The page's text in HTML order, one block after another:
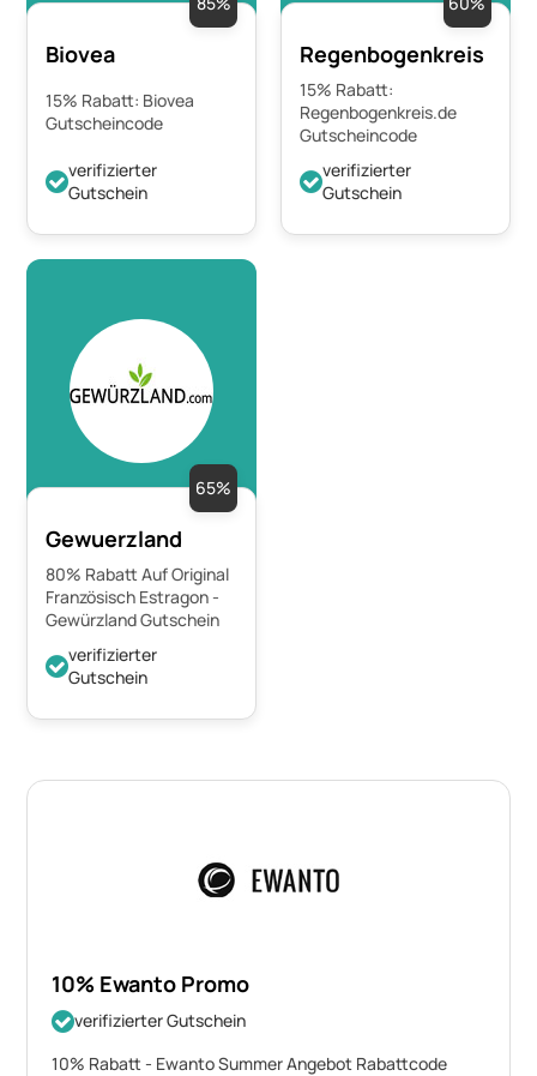
Biovea
15% Rabatt: Biovea
Gutscheincode
verifizierter
Gutschein
Regenbogenkreis
15% Rabatt:
Regenbogenkreis.de
Gutscheincode
verifizierter
Gutschein
65%
Gewuerzland
80% Rabatt Auf Original
Französisch Estragon -
Gewürzland Gutschein
verifizierter
Gutschein
10% Ewanto Promo
verifizierter Gutschein
10% Rabatt - Ewanto Summer Angebot Rabattcode